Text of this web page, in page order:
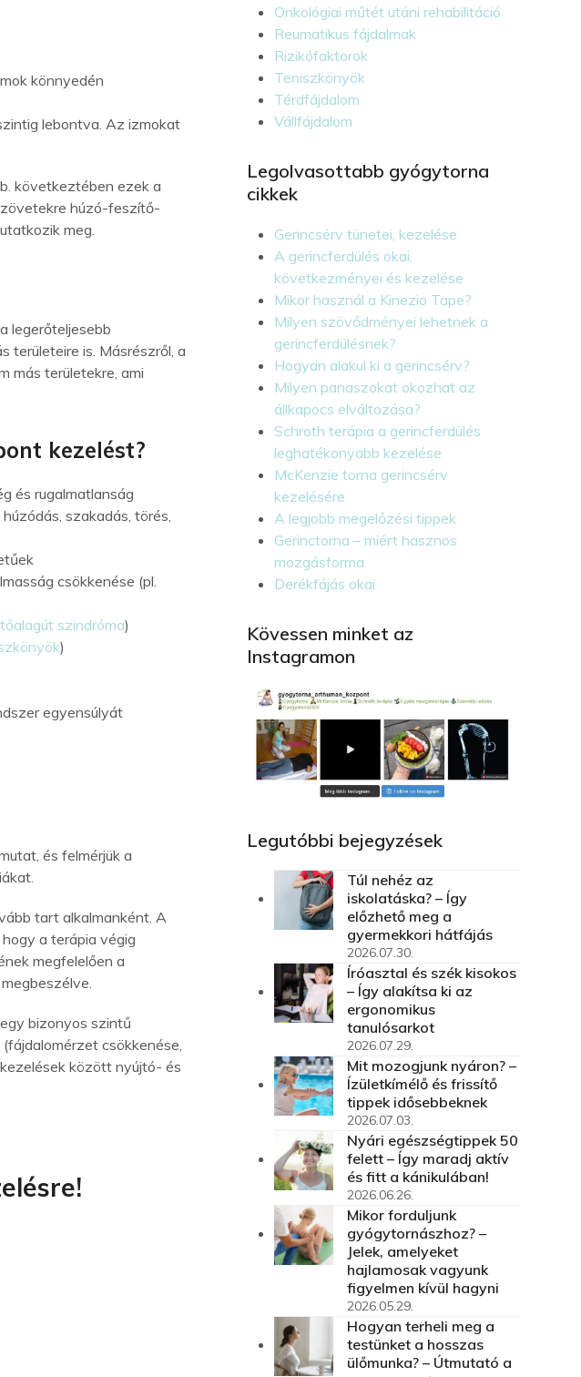
könnyedén
lebontva. Az izmokat
következtében ezek a
húzó-feszítő-
meg.
legerőteljesebb
területeire is. Másrészről, a
más területekre, ami
kezelést?
és rugalmatlanság
szakadás, törés,
csökkenése (pl.
szindróma)
)
egyensúlyát
és felmérjük a
tart alkalmanként. A
a terápia végig
megfelelően a
bizonyos szintű
csökkenése,
között nyújtó- és
Onkológiai műtét utáni rehabilitáció
Reumatikus fájdalmak
Rizikófaktorok
Teniszkönyök
Térdfájdalom
Vállfájdalom
Legolvasottabb gyógytorna
cikkek
Gerincsérv tünetei, kezelése
A gerincferdülés okai,
következményei és kezelése
Mikor használ a Kinezio Tape?
Milyen szövődményei lehetnek a
gerincferdülésnek?
Hogyan alakul ki a gerincsérv?
Milyen panaszokat okozhat az
állkapocs elváltozása?
Schroth terápia a gerincferdülés
leghatékonyabb kezelése
McKenzie torna gerincsérv
kezelésére
A legjobb megelőzési tippek
Gerinctorna – miért hasznos
mozgásforma
Derékfájás okai
Kövessen minket az
Instagramon
Legutóbbi bejegyzések
Túl nehéz az
iskolatáska? – Így
előzhető meg a
gyermekkori hátfájás
2026.07.30.
Íróasztal és szék kisokos
– Így alakítsa ki az
ergonomikus
tanulósarkot
2026.07.29.
Mit mozogjunk nyáron? –
Ízületkímélő és frissítő
tippek idősebbeknek
2026.07.03.
Nyári egészségtippek 50
felett – Így maradj aktív
és fitt a kánikulában!
2026.06.26.
Mikor forduljunk
gyógytornászhoz? –
Jelek, amelyeket
hajlamosak vagyunk
figyelmen kívül hagyni
2026.05.29.
Hogyan terheli meg a
testünket a hosszas
ülőmunka? – Útmutató a